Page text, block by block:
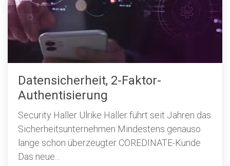
Datensicherheit, 2-Faktor-
Authentisierung
Security Haller Ulrike Haller führt seit Jahren das
Sicherheitsunternehmen Mindestens genauso
lange schon überzeugter COREDINATE-Kunde
Das neue...